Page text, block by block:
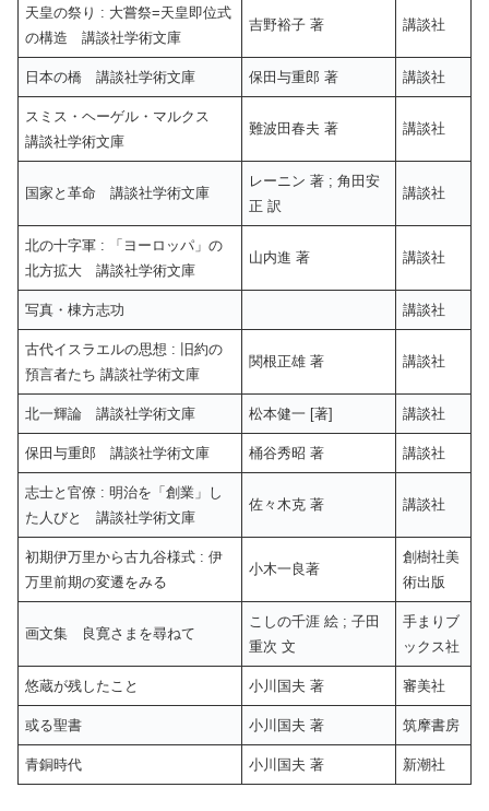
天皇の祭り : 大嘗祭=天皇即位式
の構造 講談社学術文庫
吉野裕子 著 講談社
日本の橋 講談社学術文庫 保田与重郎 著 講談社
スミス・ヘーゲル・マルクス
講談社学術文庫
難波田春夫 著 講談社
国家と革命 講談社学術文庫
レーニン 著 ; 角田安
正 訳
講談社
北の十字軍 : 「ヨーロッパ」の
北方拡大 講談社学術文庫
山内進 著 講談社
写真・棟方志功 講談社
古代イスラエルの思想 : 旧約の
預言者たち 講談社学術文庫
関根正雄 著 講談社
北一輝論 講談社学術文庫 松本健一 [著] 講談社
保田与重郎 講談社学術文庫 桶谷秀昭 著 講談社
志士と官僚 : 明治を「創業」し
た人びと 講談社学術文庫
佐々木克 著 講談社
初期伊万里から古九谷様式 : 伊
万里前期の変遷をみる
小木一良著
創樹社美
術出版
画文集 良寛さまを尋ねて
こしの千涯 絵 ; 子田
重次 文
手まりブ
ックス社
悠蔵が残したこと 小川国夫 著 審美社
或る聖書 小川国夫 著 筑摩書房
青銅時代 小川国夫 著 新潮社